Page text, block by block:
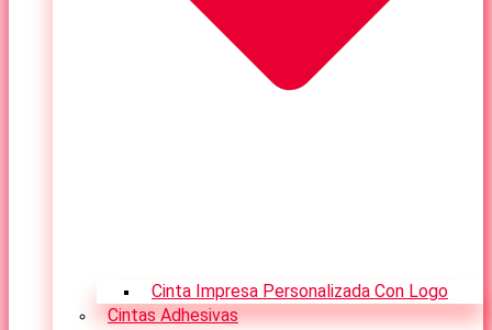
Cinta Impresa Personalizada Con Logo
Cintas Adhesivas